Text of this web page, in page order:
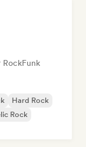
RockFunk
Hard Rock
Rock